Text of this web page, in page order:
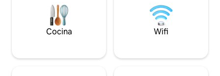
Cocina Wifi